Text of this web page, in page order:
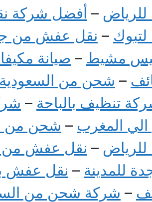
– أفضل شركة
– نقل عفش من
مشيط – صيانة
– شحن من السعودية
تنظيف بالباحة –
المغرب – شحن من
– نقل عفش من
للمدينة – نقل عفش
– شركة شحن من